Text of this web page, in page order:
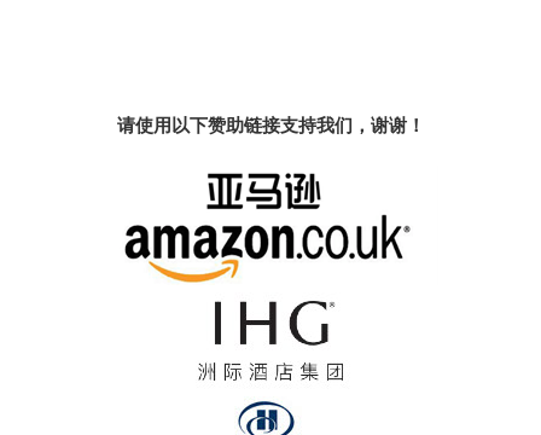
请使用以下赞助链接支持我们，谢谢！